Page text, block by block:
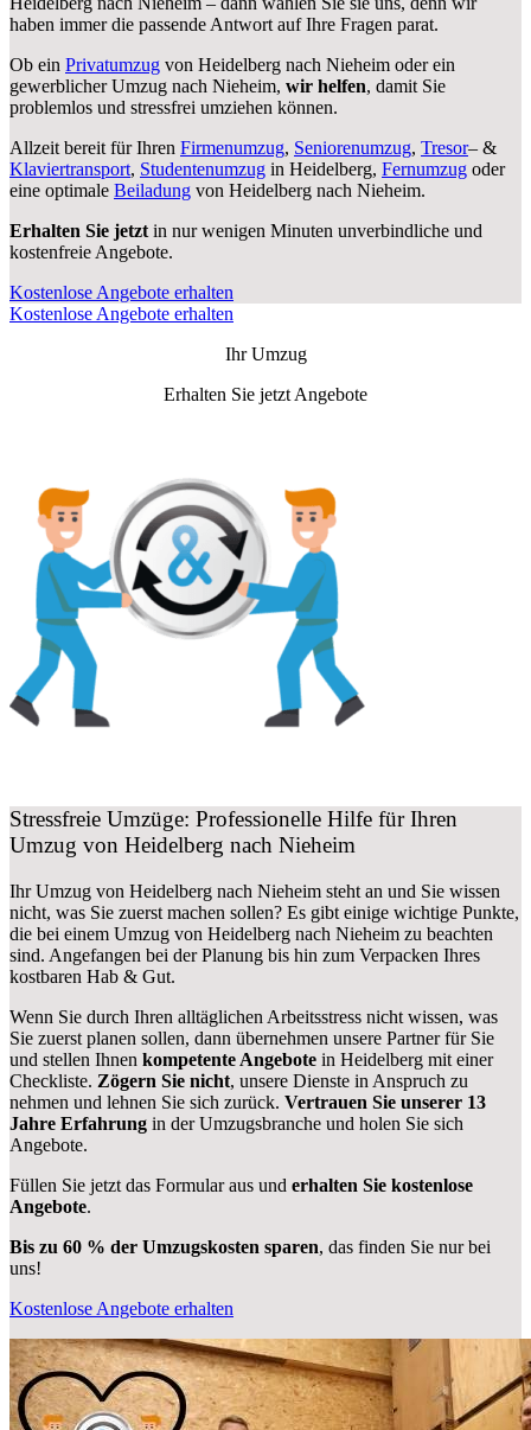
haben immer die passende Antwort auf Ihre Fragen parat.
Ob ein Privatumzug von Heidelberg nach Nieheim oder ein
gewerblicher Umzug nach Nieheim, wir helfen, damit Sie
problemlos und stressfrei umziehen können.
Allzeit bereit für Ihren Firmenumzug, Seniorenumzug, Tresor– &
Klaviertransport, Studentenumzug in Heidelberg, Fernumzug oder
eine optimale Beiladung von Heidelberg nach Nieheim.
Erhalten Sie jetzt in nur wenigen Minuten unverbindliche und
kostenfreie Angebote.
Kostenlose Angebote erhalten
Kostenlose Angebote erhalten
Ihr Umzug
Erhalten Sie jetzt Angebote
Stressfreie Umzüge: Professionelle Hilfe für Ihren
Umzug von Heidelberg nach Nieheim
Ihr Umzug von Heidelberg nach Nieheim steht an und Sie wissen
nicht, was Sie zuerst machen sollen? Es gibt einige wichtige Punkte,
die bei einem Umzug von Heidelberg nach Nieheim zu beachten
sind. Angefangen bei der Planung bis hin zum Verpacken Ihres
kostbaren Hab & Gut.
Wenn Sie durch Ihren alltäglichen Arbeitsstress nicht wissen, was
Sie zuerst planen sollen, dann übernehmen unsere Partner für Sie
und stellen Ihnen kompetente Angebote in Heidelberg mit einer
Checkliste. Zögern Sie nicht, unsere Dienste in Anspruch zu
nehmen und lehnen Sie sich zurück. Vertrauen Sie unserer 13
Jahre Erfahrung in der Umzugsbranche und holen Sie sich
Angebote.
Füllen Sie jetzt das Formular aus und erhalten Sie kostenlose
Angebote.
Bis zu 60 % der Umzugskosten sparen, das finden Sie nur bei
uns!
Kostenlose Angebote erhalten